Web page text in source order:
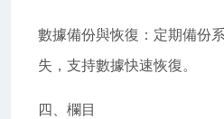
數據備份與恢復：定期備份
失，支持數據快速恢復。
四、欄目